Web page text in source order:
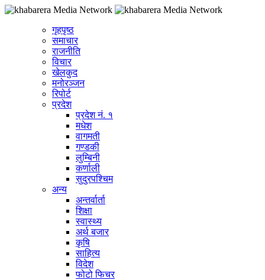
गृहपृष्ठ
समाचार
राजनीति
विचार
खेलकुद
मनोरञ्जन
रिपोर्ट
प्रदेश
प्रदेश नं. १
मधेश
वागमती
गण्डकी
लुम्बिनी
कर्णाली
सुदुरपश्चिम
अन्य
अन्तर्वार्ता
शिक्षा
स्वास्थ्य
अर्थ बजार
कृषि
साहित्य
विदेश
फोटो फिचर